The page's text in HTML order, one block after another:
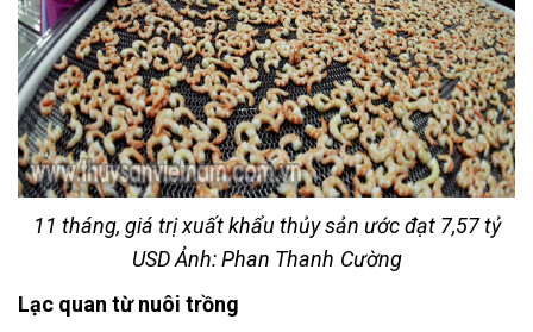
11 tháng, giá trị xuất khẩu thủy sản ước đạt 7,57 tỷ
USD Ảnh: Phan Thanh Cường
Lạc quan từ nuôi trồng